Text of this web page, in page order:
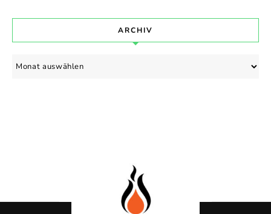
ARCHIV
Archiv